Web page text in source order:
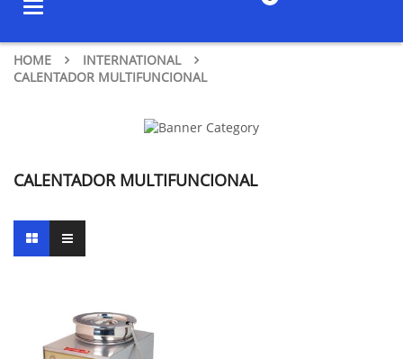
Toggle
HOME
INTERNATIONAL
CALENTADOR MULTIFUNCIONAL
CALENTADOR MULTIFUNCIONAL